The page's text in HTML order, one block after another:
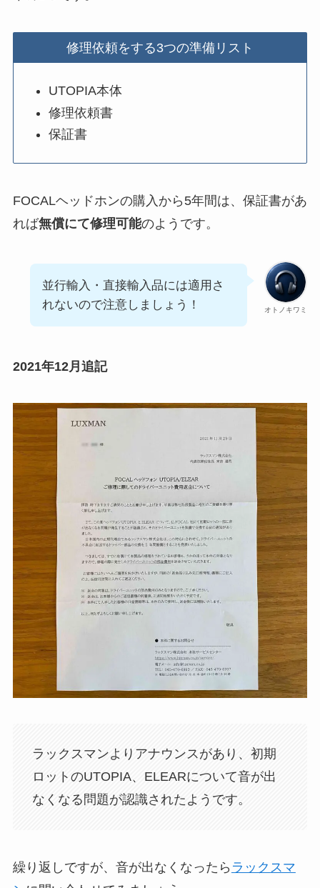
修理依頼をする3つの準備リスト
UTOPIA本体
修理依頼書
保証書
FOCALヘッドホンの購入から5年間は、保証書があ
れば無償にて修理可能のようです。
オトノキワミ
並行輸入・直接輸入品には適用さ
れないので注意しましょう！
2021年12月追記
ラックスマンよりアナウンスがあり、初期
ロットのUTOPIA、ELEARについて音が出
なくなる問題が認識されたようです。
繰り返しですが、音が出なくなったら ラックスマ